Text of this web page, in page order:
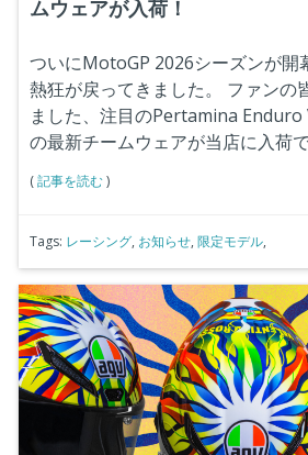
ムウェアが入荷！
ついにMotoGP 2026シーズンが開
熱狂が戻ってきました。
ファンの
ました、注目のPertamina Enduro
の最新チームウェアが当店に入荷で
(記事を読む)
Tags: レーシング, お知らせ, 限定モデル,